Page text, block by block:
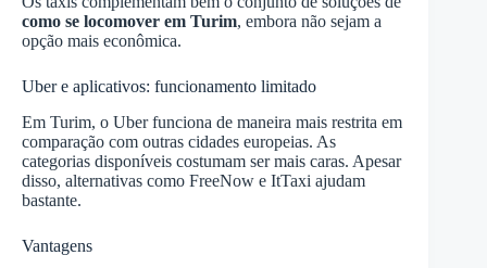
como se locomover em Turim, embora não sejam a
opção mais econômica.
Uber e aplicativos: funcionamento limitado
Em Turim, o Uber funciona de maneira mais restrita em
comparação com outras cidades europeias. As
categorias disponíveis costumam ser mais caras. Apesar
disso, alternativas como FreeNow e ItTaxi ajudam
bastante.
Vantagens